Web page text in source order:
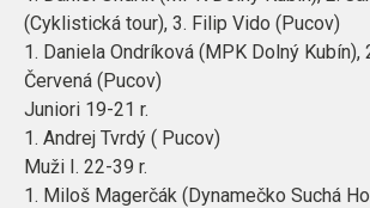
(Cyklistická tour), 3. Filip Vido (Pucov)
1. Daniela Ondríková (MPK Dolný Kubín),
Červená (Pucov)
Juniori 19-21 r.
1. Andrej Tvrdý ( Pucov)
Muži I. 22-39 r.
1. Miloš Magerčák (Dynamečko Suchá